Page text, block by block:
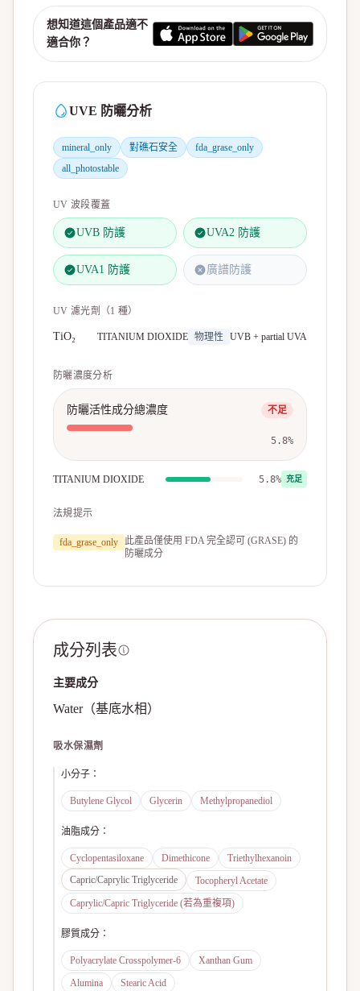
想知道這個產品適不
適合你？
UVE 防曬分析
mineral_only 對礁石安全
fda_grase_only
all_photostable
UV 波段覆蓋
UVB 防護 UVA2 防護
UVA1 防護 廣譜防護
UV 濾光劑（1 種）
TiO₂ TITANIUM DIOXIDE 物理性 UVB + partial UVA
防曬濃度分析
防曬活性成分總濃度 不足
5.8%
TITANIUM DIOXIDE 5.8% 充足
法規提示
fda_grase_only
此產品僅使用 FDA 完全認可 (GRASE) 的
防曬成分
成分列表
主要成分
Water（基底水相）
吸水保濕劑
小分子 ：
Butylene Glycol Glycerin Methylpropanediol
油脂成分 ：
Cyclopentasiloxane Dimethicone
Triethylhexanoin
Capric/Caprylic Triglyceride
Tocopheryl Acetate
Caprylic/Capric Triglyceride (若為重複項)
膠質成分 ：
Polyacrylate Crosspolymer-6
Xanthan Gum
Alumina
Stearic Acid